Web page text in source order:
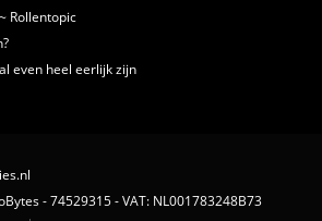
Rollentopic
even heel eerlijk zijn
- 74529315 - VAT: NL001783248B73